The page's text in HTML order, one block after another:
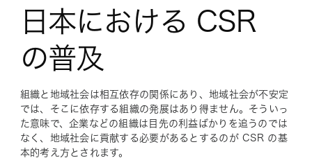
日本における CSR
の普及
組織と地域社会は相互依存の関係にあり、地域社会が不安定
では、そこに依存する組織の発展はあり得ません。そういっ
た意味で、企業などの組織は目先の利益ばかりを追うのでは
なく、地域社会に貢献する必要があるとするのが CSR の基
本的考え方とされます。